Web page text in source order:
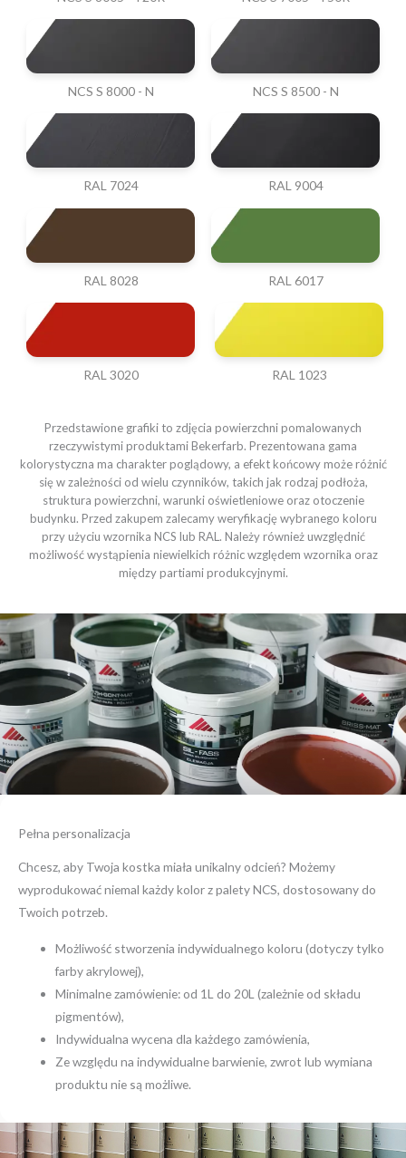
NCS S 8000 - N NCS S 8500 - N
RAL 7024 RAL 9004
RAL 8028 RAL 6017
RAL 3020 RAL 1023
Przedstawione grafiki to zdjęcia powierzchni pomalowanych
rzeczywistymi produktami Bekerfarb. Prezentowana gama
kolorystyczna ma charakter poglądowy, a efekt końcowy może różnić
się w zależności od wielu czynników, takich jak rodzaj podłoża,
struktura powierzchni, warunki oświetleniowe oraz otoczenie
budynku. Przed zakupem zalecamy weryfikację wybranego koloru
przy użyciu wzornika NCS lub RAL. Należy również uwzględnić
możliwość wystąpienia niewielkich różnic względem wzornika oraz
między partiami produkcyjnymi.
Pełna personalizacja
Chcesz, aby Twoja kostka miała unikalny odcień? Możemy
wyprodukować niemal każdy kolor z palety NCS, dostosowany do
Twoich potrzeb.
Możliwość stworzenia indywidualnego koloru (dotyczy tylko
farby akrylowej),
Minimalne zamówienie: od 1L do 20L (zależnie od składu
pigmentów),
Indywidualna wycena dla każdego zamówienia,
Ze względu na indywidualne barwienie, zwrot lub wymiana
produktu nie są możliwe.